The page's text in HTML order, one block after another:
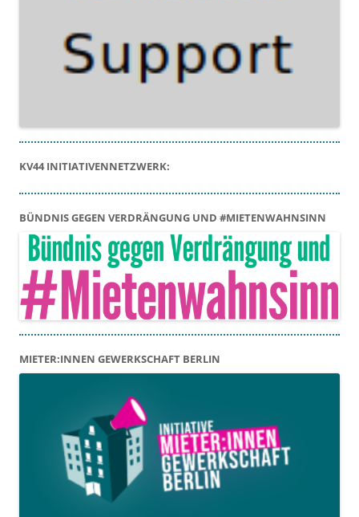
KV44 INITIATIVENNETZWERK:
BÜNDNIS GEGEN VERDRÄNGUNG UND #MIETENWAHNSINN
MIETER:INNEN GEWERKSCHAFT BERLIN